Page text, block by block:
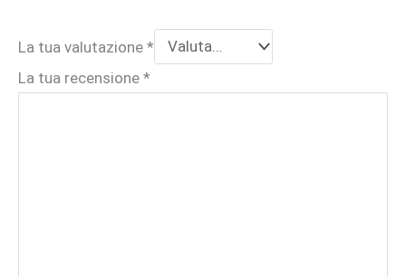
La tua valutazione *
La tua recensione *